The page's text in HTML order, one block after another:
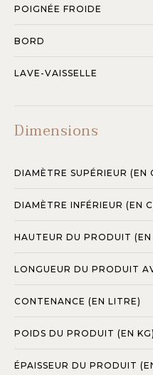
POIGNÉE FROIDE
BORD
LAVE-VAISSELLE
Dimensions
DIAMÈTRE SUPÉRIEUR (EN
DIAMÈTRE INFÉRIEUR (EN
HAUTEUR DU PRODUIT (EN
LONGUEUR DU PRODUIT
CONTENANCE (EN LITRE)
POIDS DU PRODUIT (EN KG)
ÉPAISSEUR DU PRODUIT